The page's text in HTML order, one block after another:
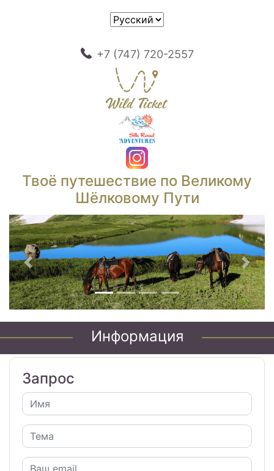
+7 (747) 720-2557
Твоё путешествие по Великому
Шёлковому Пути
Предыдущий
Информация
Запрос